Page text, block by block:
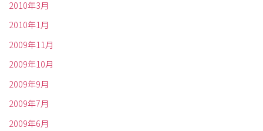
2010年3月
2010年1月
2009年11月
2009年10月
2009年9月
2009年7月
2009年6月